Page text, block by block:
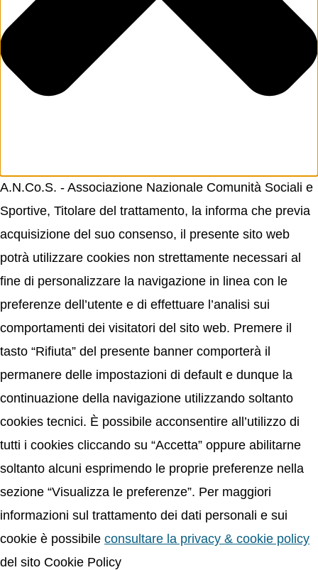
A.N.Co.S. - Associazione Nazionale Comunità Sociali e
Sportive, Titolare del trattamento, la informa che previa
acquisizione del suo consenso, il presente sito web
potrà utilizzare cookies non strettamente necessari al
fine di personalizzare la navigazione in linea con le
preferenze dell’utente e di effettuare l’analisi sui
comportamenti dei visitatori del sito web. Premere il
tasto “Rifiuta” del presente banner comporterà il
permanere delle impostazioni di default e dunque la
continuazione della navigazione utilizzando soltanto
cookies tecnici. È possibile acconsentire all’utilizzo di
tutti i cookies cliccando su “Accetta” oppure abilitarne
soltanto alcuni esprimendo le proprie preferenze nella
sezione “Visualizza le preferenze”. Per maggiori
informazioni sul trattamento dei dati personali e sui
cookie è possibile consultare la privacy & cookie policy
del sito Cookie Policy